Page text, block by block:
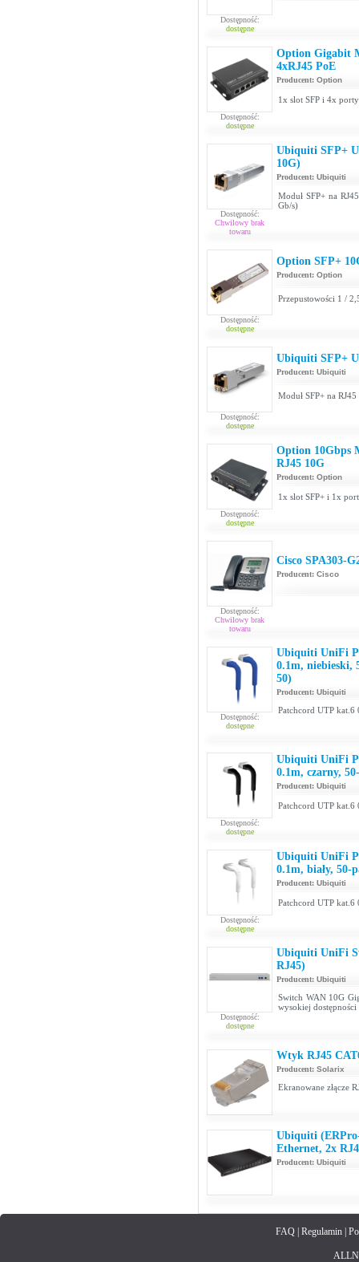
Dostępność:
dostępne
Dostępność:
dostępne
Option Gigabit
4xRJ45 PoE
Producent: Option
1x slot SFP i 4x
Dostępność:
Chwilowy brak
towaru
Ubiquiti SFP+
10G)
Producent: Ubiquiti
Moduł SFP+ na
Gb/s)
Dostępność:
dostępne
Option SFP+
Producent: Option
Przepustowości 1 /
Dostępność:
dostępne
Ubiquiti SFP+
Producent: Ubiquiti
Moduł SFP+ na
Dostępność:
dostępne
Option 10Gbps
RJ45 10G
Producent: Option
1x slot SFP+ i 1x
Dostępność:
Chwilowy brak
towaru
Cisco SPA303-
Producent: Cisco
Dostępność:
dostępne
Ubiquiti UniFi
0.1m, niebieski,
50)
Producent: Ubiquiti
Patchcord UTP
Dostępność:
dostępne
Ubiquiti UniFi
0.1m, czarny,
Producent: Ubiquiti
Patchcord UTP
Dostępność:
dostępne
Ubiquiti UniFi
0.1m, biały, 50-
Producent: Ubiquiti
Patchcord UTP
Dostępność:
dostępne
Ubiquiti UniFi
RJ45)
Producent: Ubiquiti
Switch WAN 10G
wysokiej dostępności
Wtyk RJ45
Producent: Solarix
Ekranowane złącze
Ubiquiti
Ethernet, 2x
Producent: Ubiquiti
FAQ| Regulamin|